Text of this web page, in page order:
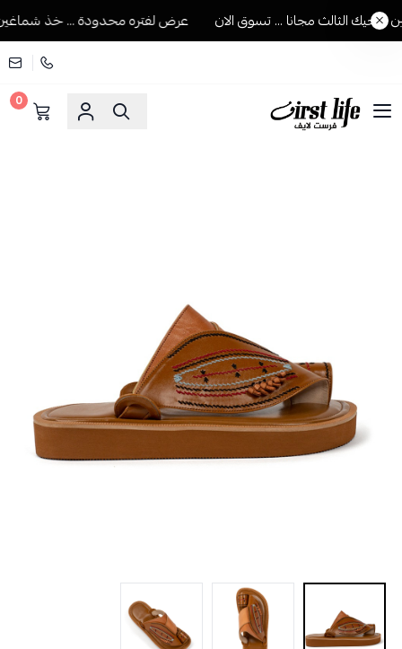
الثالث مجانا ... تسوق الان عرض لفتره محدودة ... خذ شماغين
فرست لايف للمستلزمات الرجالية
0